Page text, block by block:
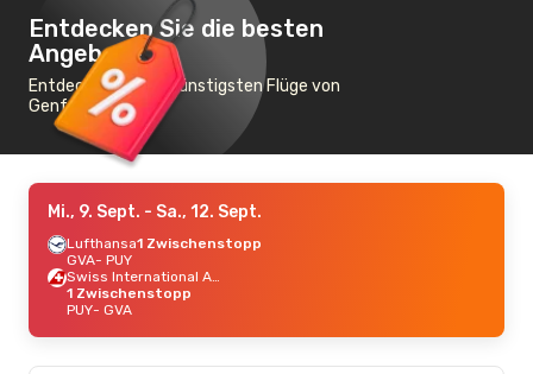
Entdecken Sie die besten
Angebote
Entdecken Sie die günstigsten Flüge von
Genf nach Pula
Mi., 9. Sept. - Sa., 12. Sept.
Lufthansa1 Zwischenstopp
GVA- PUY
Swiss International Air Lines
1 Zwischenstopp
PUY- GVA